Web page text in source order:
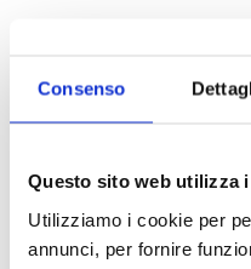
Consenso
Questo sito web utilizza
Utilizziamo i cookie per
annunci, per fornire